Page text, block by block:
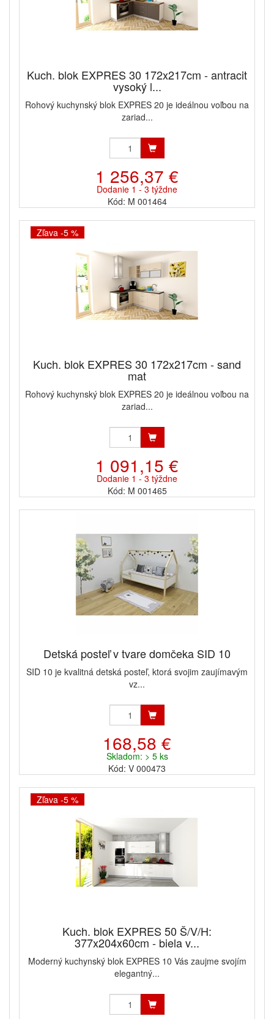
Kuch. blok EXPRES 30 172x217cm - antracit
vysoký l...
Rohový kuchynský blok EXPRES 20 je ideálnou voľbou na
zariad...
1 256,37 €
Dodanie 1 - 3 týždne
Kód: M 001464
Zľava -5 %
Kuch. blok EXPRES 30 172x217cm - sand
mat
Rohový kuchynský blok EXPRES 20 je ideálnou voľbou na
zariad...
1 091,15 €
Dodanie 1 - 3 týždne
Kód: M 001465
Detská posteľ v tvare domčeka SID 10
SID 10 je kvalitná detská posteľ, ktorá svojim zaujímavým
vz...
168,58 €
Skladom: > 5 ks
Kód: V 000473
Zľava -5 %
Kuch. blok EXPRES 50 Š/V/H:
377x204x60cm - biela v...
Moderný kuchynský blok EXPRES 10 Vás zaujme svojím
elegantný...